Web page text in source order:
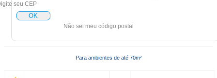
seu CEP
OK
Não sei meu código postal
Para ambientes de até 70m²